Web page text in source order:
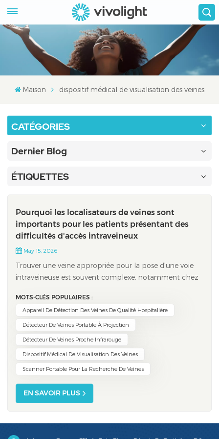
Maison dispositif médical de visualisation des veines
CATÉGORIES
Dernier Blog
ÉTIQUETTES
Pourquoi les localisateurs de veines sont
importants pour les patients présentant des
difficultés d'accès intraveineux
May 15, 2026
Trouver une veine appropriée pour la pose d'une voie
intraveineuse est souvent complexe, notamment chez
Jusqu'à 30 % des patients subissent un échec de la
première tentative de pose, et environ 20 % peuvent
nécessiter plusieurs tentatives. Ce...
MOTS-CLÉS POPULAIRES :
Appareil De Détection Des Veines De Qualité Hospitalière
Détecteur De Veines Portable À Projection
Détecteur De Veines Proche Infrarouge
Dispositif Médical De Visualisation Des Veines
Scanner Portable Pour La Recherche De Veines
EN SAVOIR PLUS